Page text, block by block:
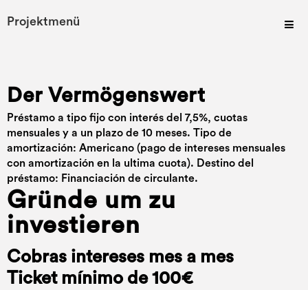
Projektmenü
Der Vermögenswert
Préstamo a tipo fijo con interés del 7,5%, cuotas
mensuales y a un plazo de 10 meses. Tipo de
amortización: Americano (pago de intereses mensuales
con amortización en la ultima cuota). Destino del
préstamo: Financiación de circulante.
Gründe um zu
investieren
Cobras intereses mes a mes
Ticket mínimo de 100€